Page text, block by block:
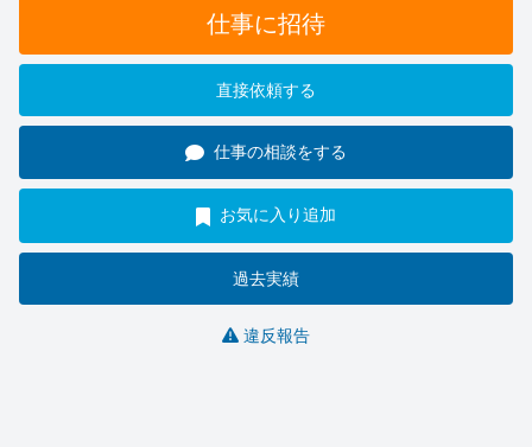
仕事に招待
直接依頼する
仕事の相談をする
お気に入り追加
過去実績
違反報告